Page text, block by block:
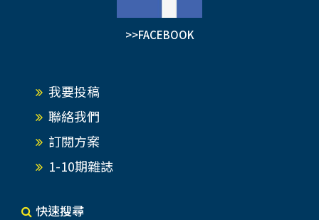
>>FACEBOOK
我要投稿
聯絡我們
訂閱方案
1-10期雜誌
快速搜尋